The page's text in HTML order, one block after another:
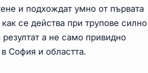
и подхождат умно от първата
се действа при трупове силно
а не само привидно
София и областта.